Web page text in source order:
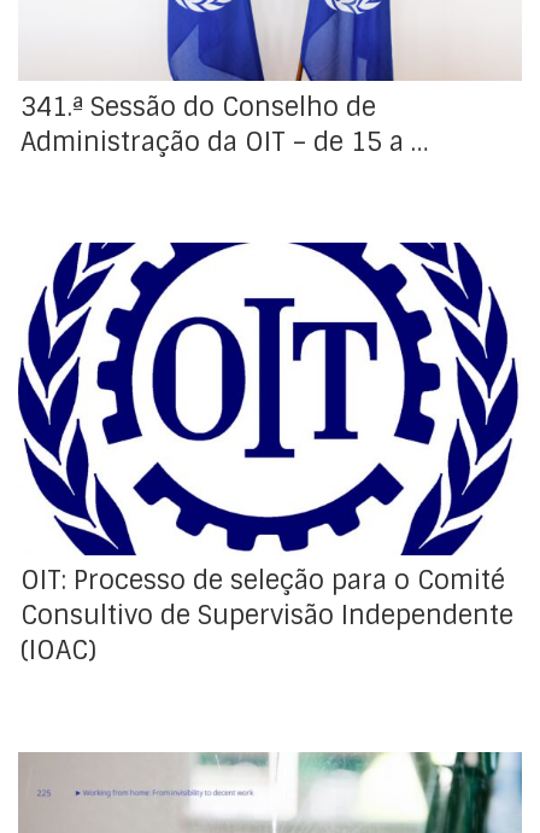
341.ª Sessão do Conselho de
Administração da OIT – de 15 a …
Encontra-se a decorrer o processo de seleção para
nomeação dois novos membros para o Comité
Consultivo de Supervisão Independente. O
Secretariado Internacional (BIT) já iniciou o processo
de divulgação em revistas e jornais reconhecidos
internacionalmente, bem como na sua página web.
Como habitualmente, caberá ao Conselho de
Administração (CA), após […]
OIT: Processo de seleção para o Comité
Consultivo de Supervisão Independente
(IOAC)